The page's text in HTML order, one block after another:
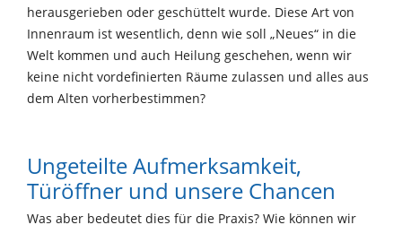
herausgerieben oder geschüttelt wurde. Diese Art von
Innenraum ist wesentlich, denn wie soll „Neues“ in die
Welt kommen und auch Heilung geschehen, wenn wir
keine nicht vordefinierten Räume zulassen und alles aus
dem Alten vorherbestimmen?
Ungeteilte Aufmerksamkeit,
Türöffner und unsere Chancen
Was aber bedeutet dies für die Praxis? Wie können wir